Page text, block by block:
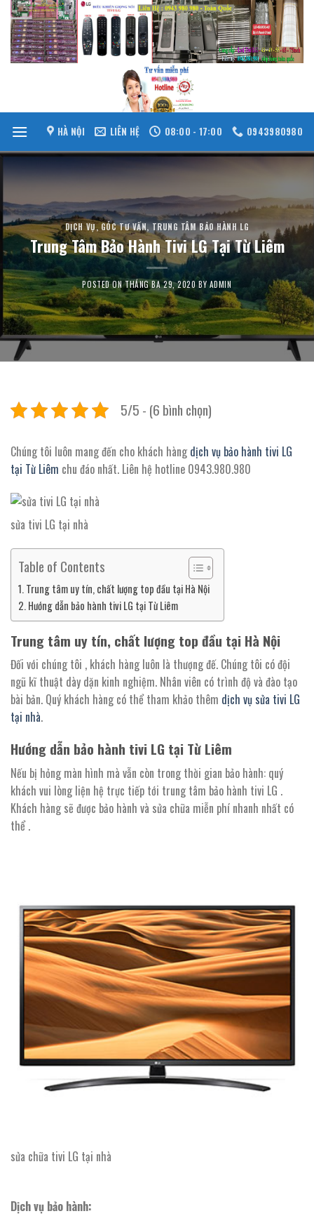
Skip
content
HÀ NỘI LIÊN HỆ 08:00 - 17:00 0943980980
DỊCH VỤ, GÓC TƯ VẤN,TRUNG TÂM BẢO HÀNH LG
Trung Tâm Bảo Hành Tivi LG Tại Từ Liêm
POSTED ONTHÁNG BA 29, 2020 BYADMIN
5/5 - (6 bình chọn)
Chúng tôi luôn mang đến cho khách hàng dịch vụ bảo hành tivi LG
tại Từ Liêm chu đáo nhất. Liên hệ hotline 0943.980.980
sửa tivi LG tại nhà
Table of Contents
Trung tâm uy tín, chất lượng top đầu tại Hà Nội
Hướng dẫn bảo hành tivi LG tại Từ Liêm
Trung tâm uy tín, chất lượng top đầu tại Hà Nội
Đối với chúng tôi , khách hàng luôn là thượng đế. Chúng tôi có đội
ngũ kĩ thuật dày dặn kinh nghiệm. Nhân viên có trình độ và đào tạo
bài bản. Quý khách hàng có thể tham khảo thêm dịch vụ sửa tivi LG
tại nhà.
Hướng dẫn bảo hành tivi LG tại Từ Liêm
Nếu bị hỏng màn hình mà vẫn còn trong thời gian bảo hành: quý
khách vui lòng liện hệ trực tiếp tới trung tâm bảo hành tivi LG .
Khách hàng sẽ được bảo hành và sửa chữa miễn phí nhanh nhất có
thể .
sửa chữa tivi LG tại nhà
Dịch vụ bảo hành: